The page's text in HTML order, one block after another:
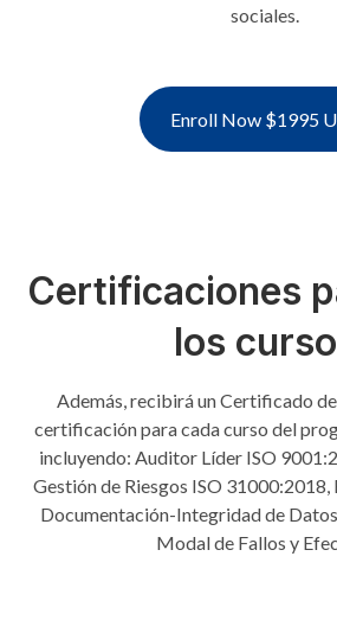
sociales.
Enroll Now $1995
Certificaciones
los
Además, recibirá un Certificado
certificación para cada curso del
incluyendo: Auditor Líder ISO
Gestión de Riesgos ISO 31000:2018,
Documentación-Integridad de
Modal de Fallos y